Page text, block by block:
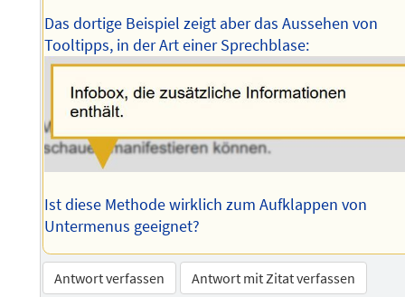
Das dortige Beispiel zeigt aber das Aussehen von
Tooltipps, in der Art einer Sprechblase:
Ist diese Methode wirklich zum Aufklappen von
Untermenus geeignet?
Antwort verfassen
Antwort mit Zitat verfassen